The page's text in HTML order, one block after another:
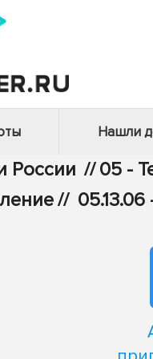
Нашли
России // 05 -
//